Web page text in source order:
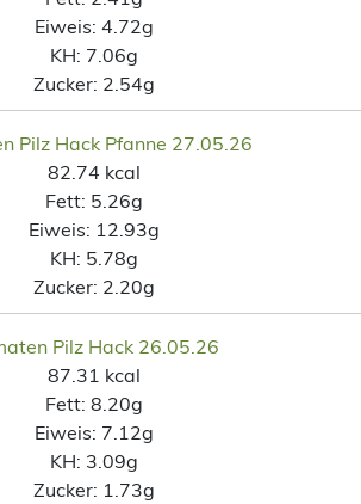
Eiweis: 4.72g
KH: 7.06g
Zucker: 2.54g
Pilz Hack Pfanne 27.05.26
82.74 kcal
Fett: 5.26g
Eiweis: 12.93g
KH: 5.78g
Zucker: 2.20g
Pilz Hack 26.05.26
87.31 kcal
Fett: 8.20g
Eiweis: 7.12g
KH: 3.09g
Zucker: 1.73g